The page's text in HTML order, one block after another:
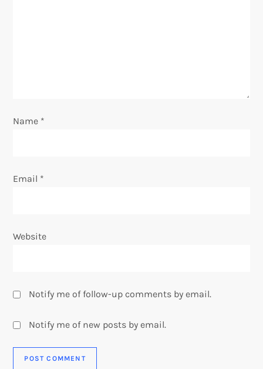
n
Name *
Email *
Website
Notify me of follow-up comments by email.
Notify me of new posts by email.